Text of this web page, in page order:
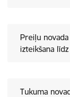
Preiļu
izteikšana
Tukuma